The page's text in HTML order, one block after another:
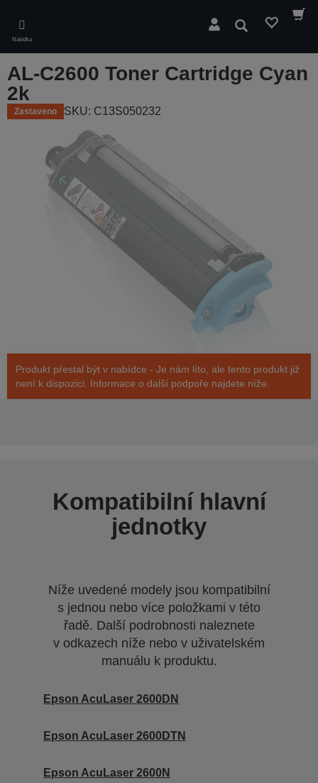
main
content
Nabídka
Hledat
AL-C2600 Toner Cartridge Cyan
2k
Zastaveno SKU: C13S050232
Produkt přestal být v nabídce - Je nám líto, ale tento produkt již
není k dispozici. Informace o další podpoře najdete níže.
Kompatibilní hlavní
jednotky
Níže uvedené modely jsou kompatibilní
s jednou nebo více položkami v této
řadě. Další podrobnosti naleznete
v odkazech níže nebo v uživatelském
manuálu k produktu.
Epson AcuLaser 2600DN
Epson AcuLaser 2600DTN
Epson AcuLaser 2600N